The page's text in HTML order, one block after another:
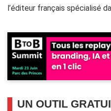
l’éditeur français spécialisé
UN OUTIL